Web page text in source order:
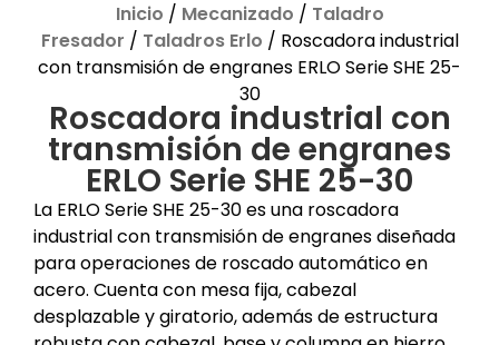
Inicio / Mecanizado / Taladro
Fresador / Taladros Erlo / Roscadora industrial
con transmisión de engranes ERLO Serie SHE 25-
30
Roscadora industrial con
transmisión de engranes
ERLO Serie SHE 25-30
La ERLO Serie SHE 25-30 es una roscadora
industrial con transmisión de engranes diseñada
para operaciones de roscado automático en
acero. Cuenta con mesa fija, cabezal
desplazable y giratorio, además de estructura